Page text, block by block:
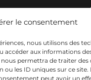
le consentement
nous utilisons des
accéder aux informations
permettra de traiter des
les ID uniques sur ce site.
peut avoir un
pour votre
avec